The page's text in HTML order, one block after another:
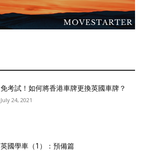
免考試！如何將香港車牌更換英國車牌？
July 24, 2021
英國學車（1）：預備篇